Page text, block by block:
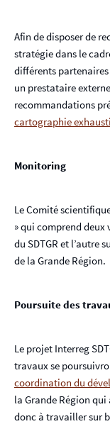
Afin de disposer de
stratégie dans le
différents
un prestataire
recommandations
cartographie
Monitoring
Le Comité
» qui comprend deux
du SDTGR et l’autre
de la Grande Région.
Poursuite des
Le projet Interreg
travaux se
coordination du
la Grande Région
donc à travailler sur